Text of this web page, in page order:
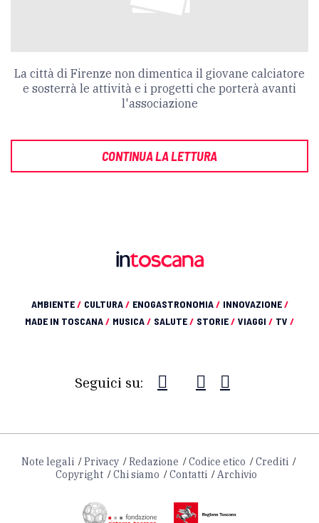
La città di Firenze non dimentica il giovane calciatore
e sosterrà le attività e i progetti che porterà avanti
l'associazione
CONTINUA LA LETTURA
AMBIENTE/ CULTURA/ ENOGASTRONOMIA/ INNOVAZIONE/
MADE IN TOSCANA/ MUSICA/ SALUTE/ STORIE/ VIAGGI / TV /
Seguici su:
Note legali Privacy Redazione Codice etico
Crediti
Copyright
Chi siamo Contatti Archivio